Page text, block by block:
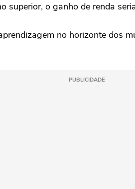
superior, o ganho de renda
no horizonte dos
PUBLICIDADE